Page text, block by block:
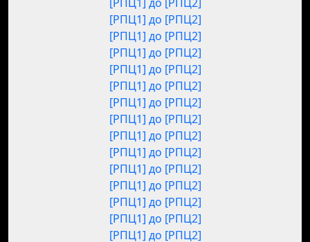
[РПЦ1] до [РПЦ2]
[РПЦ1] до [РПЦ2]
[РПЦ1] до [РПЦ2]
[РПЦ1] до [РПЦ2]
[РПЦ1] до [РПЦ2]
[РПЦ1] до [РПЦ2]
[РПЦ1] до [РПЦ2]
[РПЦ1] до [РПЦ2]
[РПЦ1] до [РПЦ2]
[РПЦ1] до [РПЦ2]
[РПЦ1] до [РПЦ2]
[РПЦ1] до [РПЦ2]
[РПЦ1] до [РПЦ2]
[РПЦ1] до [РПЦ2]